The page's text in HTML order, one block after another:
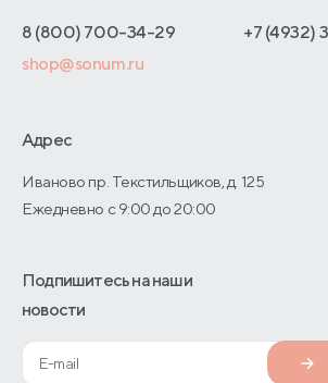
Адреса магазинов
Договор-оферты
Оптовые продажи
О производстве
8 (800) 700-34-29
+7 (4932)
shop@sonum.ru
Адрес
Иваново пр. Текстильщиков, д. 125
Ежедневно с 9:00 до 20:00
Подпишитесь на наши
новости